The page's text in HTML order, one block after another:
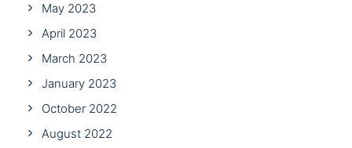
May 2023
April 2023
March 2023
January 2023
October 2022
August 2022